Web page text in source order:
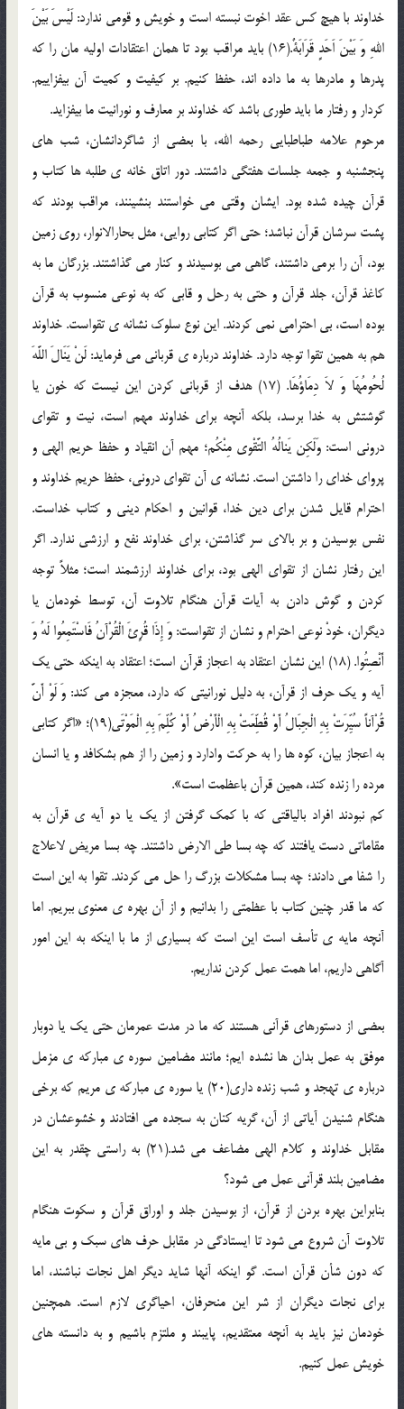
خداوند با هیچ کس عقد اخوت نبسته است و خویش و قومی ندارد: لَیْسَ بَیْنَ
اللهِ وَ بَیْنَ اَحَدٍ قَرَابَةٌ.(16) باید مراقب بود تا همان اعتقادات اولیه مان را که
پدرها و مادرها به ما داده اند، حفظ کنیم. بر کیفیت و کمیت آن بیفزاییم.
کردار و رفتار ما باید طوری باشد که خداوند بر معارف و نورانیت ما بیفزاید.
مرحوم علامه طباطبایی رحمه الله، با بعضی از شاگردانشان، شب های
پنجشنبه و جمعه جلسات هفتگی داشتند. دور اتاق خانه ی طلبه ها کتاب و
قرآن چیده شده بود. ایشان وقتی می خواستند بنشینند، مراقب بودند که
پشت سرشان قرآن نباشد؛ حتی اگر کتابی روایی، مثل بحارالانوار، روی زمین
بود، آن را برمی داشتند، گاهی می بوسیدند و کنار می گذاشتند. بزرگان ما به
کاغذ قرآن، جلد قرآن و حتی به رحل و قابی که به نوعی منسوب به قرآن
بوده است، بی احترامی نمی کردند. این نوع سلوک نشانه ی تقواست. خداوند
هم به همین تقوا توجه دارد. خداوند درباره ی قربانی می فرماید: لَنْ یَنَالَ اللَّهَ
لُحُومُهَا وَ لاَ دِمَاؤُهَا. (17) هدف از قربانی کردن این نیست که خون یا
گوشتش به خدا برسد، بلکه آنچه برای خداوند مهم است، نیت و تقوای
درونی است: وَلَکِن یَنالُهُ التَّقْوی مِنْکُم؛ مهم آن انقیاد و حفظ حریم الهی و
پروای خدای را داشتن است. نشانه ی آن تقوای درونی، حفظ حریم خداوند و
احترام قایل شدن برای دین خدا، قوانین و احکام دینی و کتاب خداست.
نفس بوسیدن و بر بالای سر گذاشتن، برای خداوند نفع و ارزشی ندارد. اگر
این رفتار نشان از تقوای الهی بود، برای خداوند ارزشمند است؛ مثلاً توجه
کردن و گوش دادن به آیات قرآن هنگام تلاوت آن، توسط خودمان یا
دیگران، خودْ نوعی احترام و نشان از تقواست: وَ إِذَا قُرِئَ الْقُرْآنُ فَاسْتَمِعُوا لَهُ وَ
أَنْصِتُوا. (18) این نشان اعتقاد به اعجاز قرآن است؛ اعتقاد به اینکه حتی یک
آیه و یک حرف از قرآن، به دلیل نورانیتی که دارد، معجزه می کند: وَ لَوْ أَنَّ
قُرْآناً سُیِّرَتْ بِهِ الْجِبَالُ أَوْ قُطِّعَتْ بِهِ الْأَرْضُ أَوْ کُلِّمَ بِهِ الْمَوْتَى(19)؛ «اگر کتابی
به اعجاز بیان، کوه ها را به حرکت وادارد و زمین را از هم بشکافد و یا انسان
مرده را زنده کند، همین قرآن باعظمت است».
کم نبودند افراد بالیاقتی که با کمک گرفتن از یک یا دو آیه ی قرآن به
مقاماتی دست یافتند که چه بسا طی الارض داشتند. چه بسا مریض لاعلاج
را شفا می دادند؛ چه بسا مشکلات بزرگ را حل می کردند. تقوا به این است
که ما قدر چنین کتاب با عظمتی را بدانیم و از آن بهره ی معنوی ببریم. اما
آنچه مایه ی تأسف است این است که بسیاری از ما با اینکه به این امور
آگاهی داریم، اما همت عمل کردن نداریم.
بعضی از دستورهای قرآنی هستند که ما در مدت عمرمان حتی یک یا دوبار
موفق به عمل بدان ها نشده ایم؛ مانند مضامین سوره ی مبارکه ی مزمل
درباره ی تهجد و شب زنده داری(20) یا سوره ی مبارکه ی مریم که برخی
هنگام شنیدن آیاتی از آن، گریه کنان به سجده می افتادند و خشوعشان در
مقابل خداوند و کلام الهی مضاعف می شد.(21) به راستی چقدر به این
مضامین بلند قرآنی عمل می شود؟
بنابراین بهره بردن از قرآن، از بوسیدن جلد و اوراق قرآن و سکوت هنگام
تلاوت آن شروع می شود تا ایستادگی در مقابل حرف های سبک و بی مایه
که دون شأن قرآن است. گو اینکه آنها شاید دیگر اهل نجات نباشند، اما
برای نجات دیگران از شر این منحرفان، احیاگری لازم است. همچنین
خودمان نیز باید به آنچه معتقدیم، پایبند و ملتزم باشیم و به دانسته های
خویش عمل کنیم.